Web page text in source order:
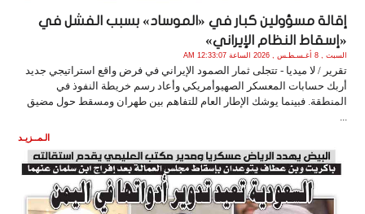
إقالة مسؤولين كبار في «الموساد» بسبب الفشل في
«إسقاط النظام الإيراني»
السبت , 8 أغـسـطـس , 2026 الساعة 12:33:07 AM
تقرير / لا ميديا - تتجلى ثمار الصمود الإيراني في فرض واقع استراتيجي جديد
أربك حسابات المعسكر الصهيوأمريكي وأعاد رسم خريطة النفوذ في
المنطقة. فبينما يوشك الإطار العام للتفاهم بين طهران ومسقط حول مضيق
الـمــزيـد